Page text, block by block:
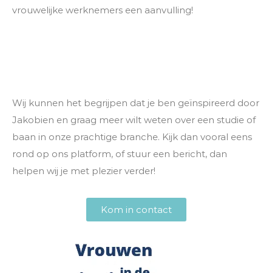
vrouwelijke werknemers een aanvulling!
Wij kunnen het begrijpen dat je ben geïnspireerd door
Jakobien en graag meer wilt weten over een studie of
baan in onze prachtige branche. Kijk dan vooral eens
rond op ons platform, of stuur een bericht, dan
helpen wij je met plezier verder!
Kom in contact